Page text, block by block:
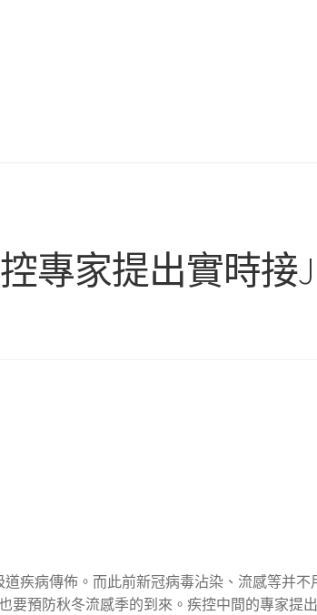
專家提出實時接
疾病傳佈。而此前新冠病毒沾染、流感等并
預防秋冬流感季的到來。疾控中間的專家提